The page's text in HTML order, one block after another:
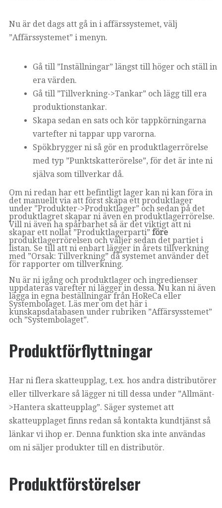
Nu är det dags att gå in i affärssystemet, välj
”Affärssystemet” i menyn.
Gå till ”Inställningar” längst till höger och ställ in
era värden.
Gå till ”Tillverkning->Tankar” och lägg till era
produktionstankar.
Skapa sedan en sats och kör tappkörningarna
vartefter ni tappar upp varorna.
Spökbrygger ni så gör en produktlagerrörelse
med typ ”Punktskatterörelse”, för det är inte ni
själva som tillverkar då.
Om ni redan har ett befintligt lager kan ni kan föra in
det manuellt via att först skapa ett produktlager
under ”Produkter->Produktlager” och sedan på det
produktlagret skapar ni även en produktlagerrörelse.
Vill ni även ha spårbarhet så är det viktigt att ni
skapar ett nollat ”Produktlagerparti” före
produktlagerrörelsen och väljer sedan det partiet i
listan. Se till att ni enbart lägger in årets tillverkning
med ”Orsak: Tillverkning” då systemet använder det
för rapporter om tillverkning.
Nu är ni igång och produktlager och ingredienser
uppdateras varefter ni lägger in dessa. Nu kan ni även
lägga in egna beställningar från HoReCa eller
Systembolaget. Läs mer om det här i
kunskapsdatabasen under rubriken ”Affärsysstemet”
och ”Systembolaget”.
Produktförflyttningar
Har ni flera skatteupplag, t.ex. hos andra distributörer
eller tillverkare så lägger ni till dessa under ”Allmänt-
>Hantera skatteupplag”. Säger systemet att
skatteupplaget finns redan så kontakta kundtjänst så
länkar vi ihop er. Denna funktion ska inte användas
om ni säljer produkter till en distributör.
Produktförstörelser